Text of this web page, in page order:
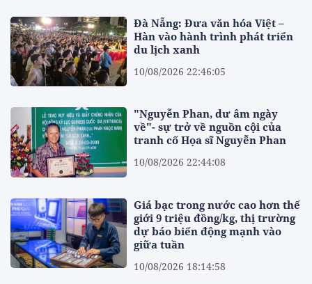
Đà Nẵng: Đưa văn hóa Việt –
Hàn vào hành trình phát triển
du lịch xanh
10/08/2026 22:46:05
"Nguyễn Phan, dư âm ngày
về"- sự trở về nguồn cội của
tranh cố Họa sĩ Nguyễn Phan
10/08/2026 22:44:08
Giá bạc trong nước cao hơn thế
giới 9 triệu đồng/kg, thị trường
dự báo biến động mạnh vào
giữa tuần
10/08/2026 18:14:58